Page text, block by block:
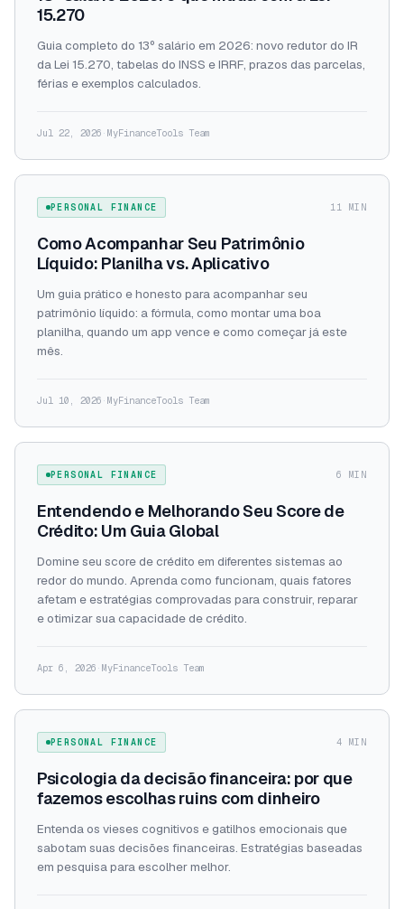
15.270
Guia completo do 13º salário em 2026: novo redutor do IR
da Lei 15.270, tabelas do INSS e IRRF, prazos das parcelas,
férias e exemplos calculados.
Jul 22, 2026 · MyFinanceTools Team
PERSONAL FINANCE 11 MIN
Como Acompanhar Seu Patrimônio
Líquido: Planilha vs. Aplicativo
Um guia prático e honesto para acompanhar seu
patrimônio líquido: a fórmula, como montar uma boa
planilha, quando um app vence e como começar já este
mês.
Jul 10, 2026 · MyFinanceTools Team
PERSONAL FINANCE 6 MIN
Entendendo e Melhorando Seu Score de
Crédito: Um Guia Global
Domine seu score de crédito em diferentes sistemas ao
redor do mundo. Aprenda como funcionam, quais fatores
afetam e estratégias comprovadas para construir, reparar
e otimizar sua capacidade de crédito.
Apr 6, 2026 · MyFinanceTools Team
PERSONAL FINANCE 4 MIN
Psicologia da decisão financeira: por que
fazemos escolhas ruins com dinheiro
Entenda os vieses cognitivos e gatilhos emocionais que
sabotam suas decisões financeiras. Estratégias baseadas
em pesquisa para escolher melhor.